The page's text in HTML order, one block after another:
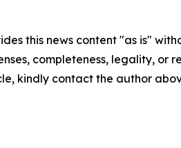
this news content "as is"
completeness, legality,
kindly contact the author